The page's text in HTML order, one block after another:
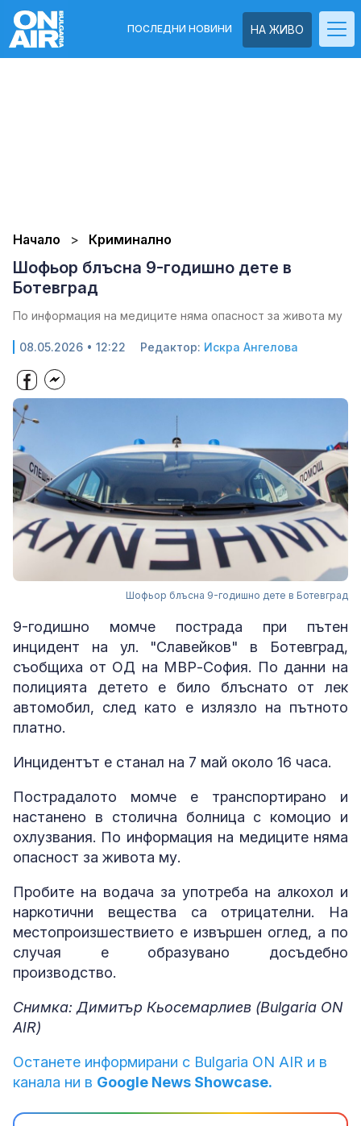
НА ЖИВО
ПОСЛЕДНИ НОВИНИ
Начало Криминално
Шофьор блъсна 9-годишно дете в
Ботевград
По информация на медиците няма опасност за живота му
08.05.2026 • 12:22 Редактор: Искра Ангелова
Шофьор блъсна 9-годишно дете в Ботевград
9-годишно момче пострада при пътен
инцидент на ул. "Славейков" в Ботевград,
съобщиха от ОД на МВР-София. По данни на
полицията детето е било блъснато от лек
автомобил, след като е излязло на пътното
платно.
Инцидентът е станал на 7 май около 16 часа.
Пострадалото момче е транспортирано и
настанено в столична болница с комоцио и
охлузвания. По информация на медиците няма
опасност за живота му.
Пробите на водача за употреба на алкохол и
наркотични вещества са отрицателни. На
местопроизшествието е извършен оглед, а по
случая е образувано досъдебно
производство.
Снимка: Димитър Кьосемарлиев (Bulgaria ON
AIR)
Останете информирани с Bulgaria ON AIR и в
канала ни в Google News Showcase.